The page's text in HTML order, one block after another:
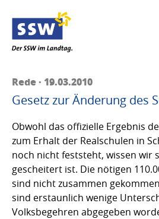
Rede · 19.03.2010
Gesetz zur Änderung des
Obwohl das offizielle Ergebnis
zum Erhalt der Realschulen in
noch nicht feststeht, wissen wir
gescheitert ist. Die nötigen
sind nicht zusammen
sind erstaunlich wenige
Volksbegehren abgegeben